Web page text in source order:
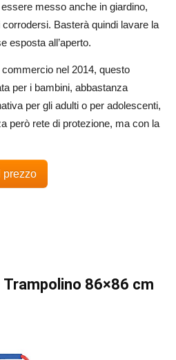
messo anche in giardino,
Basterà quindi lavare la
esposta all’aperto.
nel 2014, questo
per i bambini, abbastanza
per gli adulti o per adolescenti,
però rete di protezione, ma con la
prezzo
86×86 cm